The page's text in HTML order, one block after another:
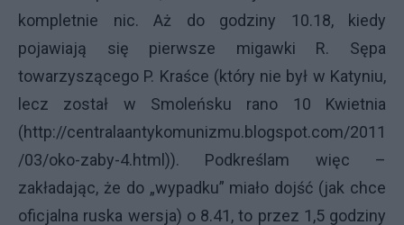
kompletnie nic. Aż do godziny 10.18, kiedy
pojawiają się pierwsze migawki R. Sępa
towarzyszącego P. Kraśce (który nie był w Katyniu,
lecz został w Smoleńsku rano 10 Kwietnia
(http://centralaantykomunizmu.blogspot.com/2011
/03/oko-zaby-4.html )). Podkreślam więc –
zakładając, że do „wypadku” miało dojść (jak chce
oficjalna ruska wersja) o 8.41, to przez 1,5 godziny